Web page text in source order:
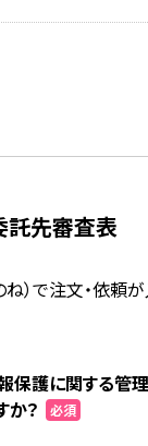
託先審査表
）で注文・依頼
保護に関する管
か？
必須